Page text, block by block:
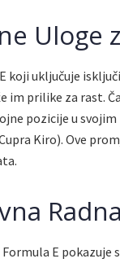
Uloge
koji uključuje
im prilike za rast.
pozicije u
Kiro). Ove
E